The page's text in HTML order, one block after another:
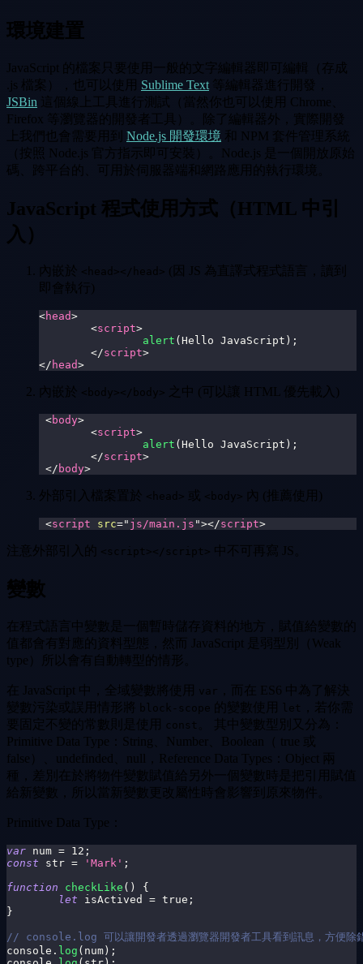
環境建置
JavaScript 的檔案只要使用一般的文字編輯器即可編輯（存成
.js 檔案），也可以使用 Sublime Text 等編輯器進行開發，
JSBin 這個線上工具進行測試（當然你也可以使用 Chrome、
Firefox 等瀏覽器的開發者工具）。除了編輯器外，實際開發
上我們也會需要用到 Node.js 開發環境 和 NPM 套件管理系統
（按照 Node.js 官方指示即可安裝）。Node.js 是一個開放原始
碼、跨平台的、可用於伺服器端和網路應用的執行環境。
JavaScript 程式使用方式（HTML 中引
入）
內嵌於 <head></head> (因 JS 為直譯式程式語言，讀到
即會執行)
<head>
<script>
alert ( Hello JavaScript ) ;
</script>
</ head>
內嵌於 <body></body> 之中 (可以讓 HTML 優先載入)
<body>
<script>
alert ( Hello JavaScript ) ;
</script>
</ body>
外部引入檔案置於 <head> 或 <body> 內 (推薦使用)
<script src=" js/main.js "></script>
注意外部引入的 <script></script> 中不可再寫 JS。
變數
在程式語言中變數是一個暫時儲存資料的地方，賦值給變數的
值都會有對應的資料型態，然而 JavaScript 是弱型別（Weak
type）所以會有自動轉型的情形。
在 JavaScript 中，全域變數將使用 var ，而在 ES6 中為了解決
變數污染或誤用情形將 block-scope 的變數使用 let
，若你需
要固定不變的常數則是使用 const
。 其中變數型別又分為：
Primitive Data Type：String、Number、Boolean（ true 或
false）、undefinded、null，Reference Data Types：Object 兩
種，差別在於將物件變數賦值給另外一個變數時是把引用賦值
給新變數，所以當新變數更改屬性時會影響到原來物件。
Primitive Data Type：
var num = 12 ;
const str = 'Mark' ;
function
checkLike ( )
{
let isActived = true ;
}
// console.log 可以讓開發者透過瀏覽器開發者工具看到訊息，方便除
console . log ( num ) ;